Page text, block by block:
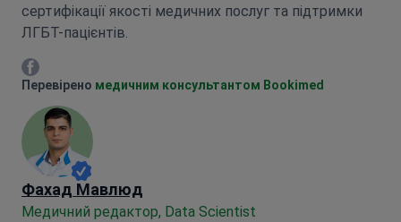
сертифікації якості медичних послуг та підтримки
ЛГБТ-пацієнтів.
Марія Митрофанкіна Facebook
Перевірено медичним консультантом Bookimed
Фахад Мавлюд
Медичний редактор, Data Scientist